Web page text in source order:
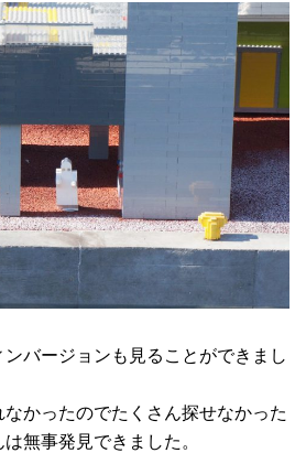
ンバージョンも見ることができまし
かったのでたくさん探せなかった
無事発見できました。